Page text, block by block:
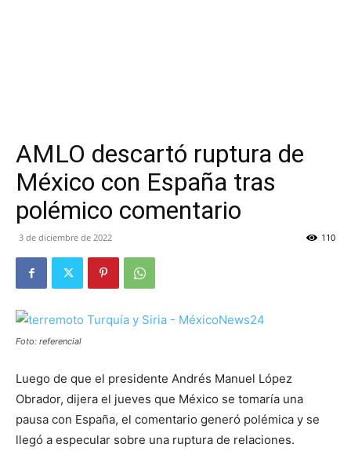
AMLO descartó ruptura de
México con España tras
polémico comentario
3 de diciembre de 2022 110
Foto: referencial
Luego de que el presidente Andrés Manuel López
Obrador, dijera el jueves que México se tomaría una
pausa con España, el comentario generó polémica y se
llegó a especular sobre una ruptura de relaciones.